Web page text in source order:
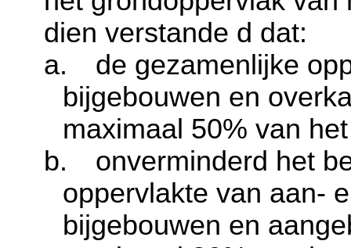
dien verstande d dat:
a.
de gezamenlijke
bijgebouwen en
maximaal 50% van
b.
onverminderd het
oppervlakte van aan-
bijgebouwen en